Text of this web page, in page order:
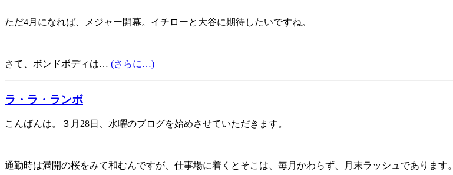
ただ4月になれば、メジャー開幕。イチローと大谷に期待したいですね。
さて、ボンドボディは… (さらに…)
ラ・ラ・ランボ
こんばんは。３月28日、水曜のブログを始めさせていただきます。
通勤時は満開の桜をみて和むんですが、仕事場に着くとそこは、毎月かわらず、月末ラッシュであります。